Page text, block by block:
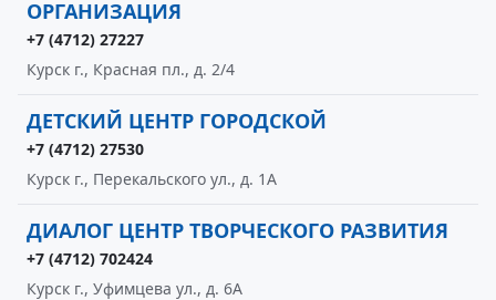
ОРГАНИЗАЦИЯ
+7 (4712) 27227
Курск г., Красная пл., д. 2/4
ДЕТСКИЙ ЦЕНТР ГОРОДСКОЙ
+7 (4712) 27530
Курск г., Перекальского ул., д. 1А
ДИАЛОГ ЦЕНТР ТВОРЧЕСКОГО РАЗВИТИЯ
+7 (4712) 702424
Курск г., Уфимцева ул., д. 6А